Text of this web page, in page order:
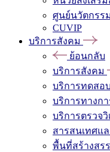
ศูนย์นวัตกรรม
CUVIP
บริการสังคม
ย้อนกลับ
บริการสังคม
บริการทดสอ
บริการทางก
บริการตรวจ
สารสนเทศแ
พื้นที่สร้างสร